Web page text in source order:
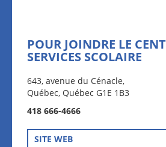
POUR JOINDRE LE
SERVICES SCOLAIRE
643, avenue du Cénacle,
Québec, Québec G1E 1B3
418 666-4666
SITE WEB